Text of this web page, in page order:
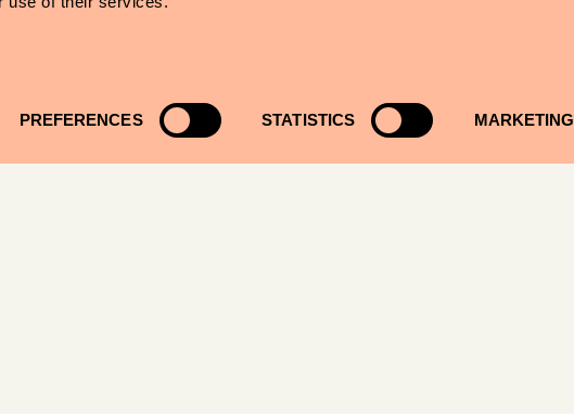
PREFERENCES STATISTICS MARKETING